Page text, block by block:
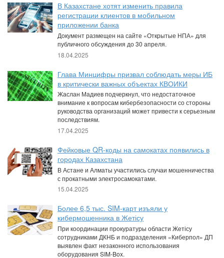
В Казахстане хотят изменить правила
регистрации клиентов в мобильном
приложении банка
Документ размещен на сайте «Открытые НПА» для
публичного обсуждения до 30 апреля.
18.04.2025
Глава Минцифры призвал соблюдать меры ИБ
в критически важных объектах КВОИКИ
Жаслан Мадиев подчеркнул, что недостаточное
внимание к вопросам кибербезопасности со стороны
руководства организаций может привести к серьезным
последствиям.
17.04.2025
Фейковые QR-коды на самокатах появились в
городах Казахстана
В Астане и Алматы участились случаи мошенничества
с прокатными электросамокатами.
15.04.2025
Более 6,5 тыс. SIM-карт изъяли у
кибермошенника в Жетісу
При координации прокуратуры области Жетісу
сотрудниками ДКНБ и подразделения «Киберпол» ДП
выявлен факт незаконного использования
оборудования SIM-Box.